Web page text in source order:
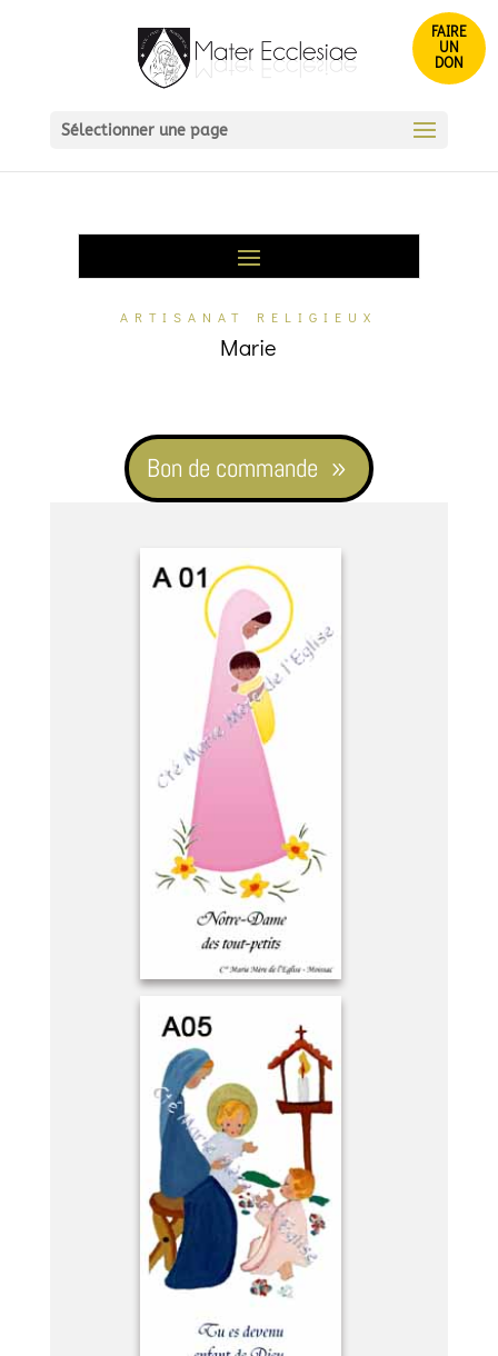
FAIRE
UN
DON
Sélectionner une page
ARTISANAT RELIGIEUX
Marie
Bon de commande